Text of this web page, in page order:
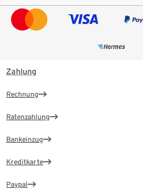
Zahlung
Rechnung
Ratenzahlung
Bankeinzug
Kreditkarte
Paypal